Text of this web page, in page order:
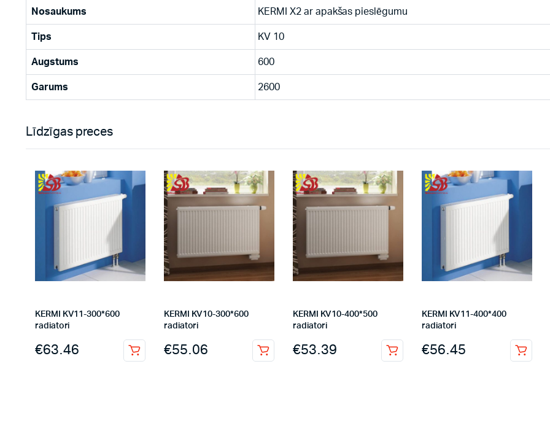
Nosaukums KERMI X2 ar apakšas pieslēgumu
Tips KV 10
Augstums 600
Garums 2600
Līdzīgas preces
KERMI KV11-300*600
radiatori
€63.46
KERMI KV10-300*600
radiatori
€55.06
KERMI KV10-400*500
radiatori
€53.39
KERMI KV11-400*400
radiatori
€56.45